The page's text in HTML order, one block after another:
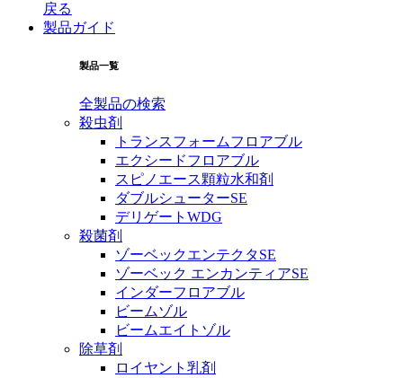
戻る
製品ガイド
製品一覧
全製品の検索
殺虫剤
トランスフォームフロアブル
エクシードフロアブル
スピノエース顆粒水和剤
ダブルシューターSE
デリゲートWDG
殺菌剤
ゾーベックエンテクタSE
ゾーベック エンカンティアSE
インダーフロアブル
ビームゾル
ビームエイトゾル
除草剤
ロイヤント乳剤